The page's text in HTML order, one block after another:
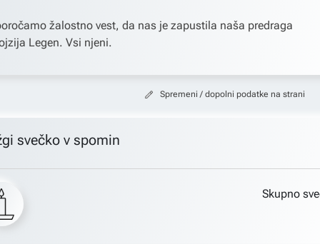
žalostno vest, da nas je zapustila naša predraga
Legen. Vsi njeni.
Spremeni / dopolni podatke na strani
svečko v spomin
Skupno